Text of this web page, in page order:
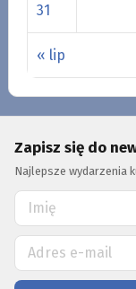
« lip
31
Zapisz się do
Najlepsze wydarzenia